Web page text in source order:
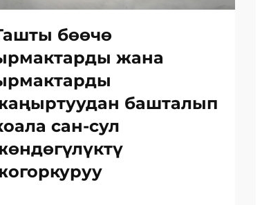
бөөчө
жана
башталып
сан-сул